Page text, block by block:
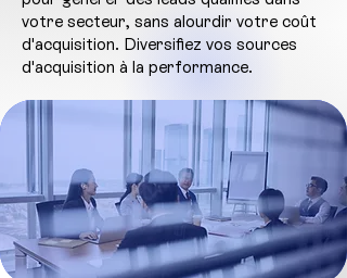
votre secteur, sans alourdir votre coût
d'acquisition. Diversifiez vos sources
d'acquisition à la performance.